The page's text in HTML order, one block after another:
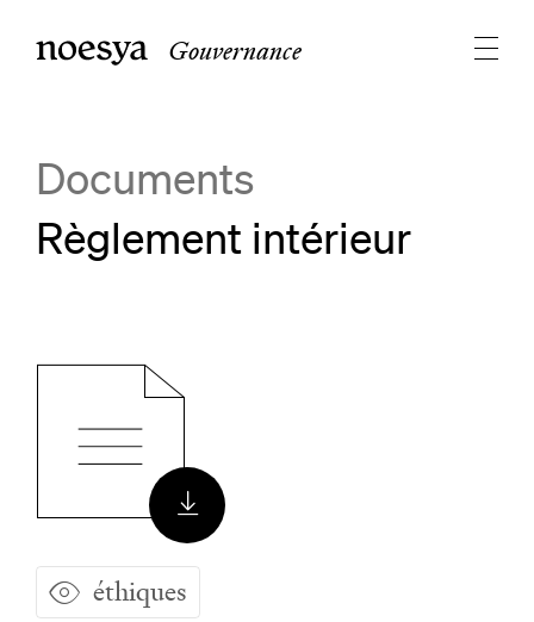
Gouvernance
Documents
Règlement intérieur
éthiques